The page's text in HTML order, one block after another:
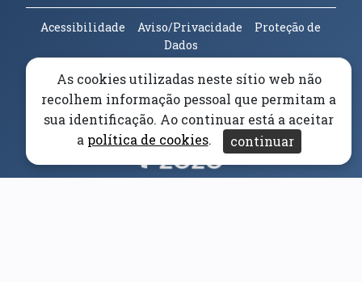
Acessibilidade Aviso/Privacidade
Proteção de
Dados
Universidade da Beira Interior© 2026
Parceiros e Financiadores(abre em nova janela)
(abre em nova janela)
As cookies utilizadas neste sítio web não
recolhem informação pessoal que permitam a
sua identificação. Ao continuar está a aceitar
a política de cookies. continuar